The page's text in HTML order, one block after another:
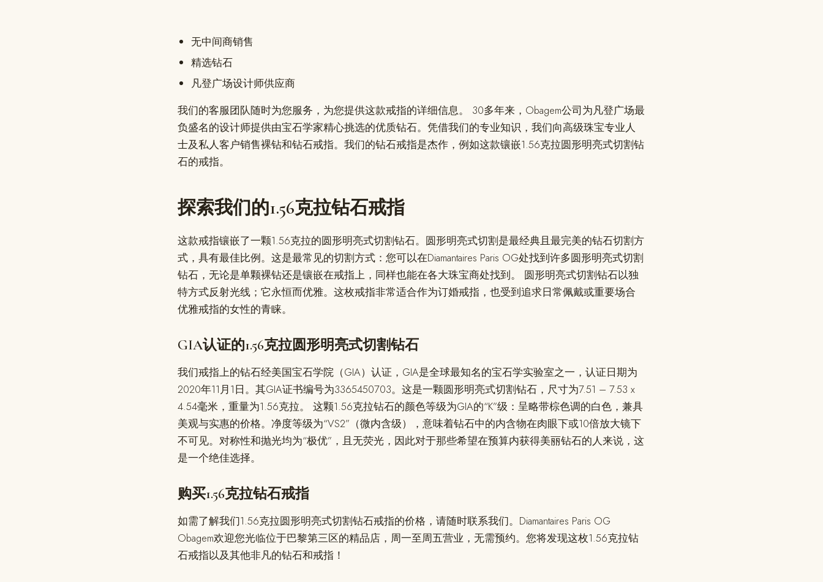
无中间商销售
精选钻石
凡登广场设计师供应商
我们的客服团队随时为您服务，为您提供这款戒指的详细信息。 30多年来，Obagem公司为凡登广场最
负盛名的设计师提供由宝石学家精心挑选的优质钻石。凭借我们的专业知识，我们向高级珠宝专业人
士及私人客户销售裸钻和钻石戒指。我们的钻石戒指是杰作，例如这款镶嵌1.56克拉圆形明亮式切割钻
石的戒指。
探索我们的1.56克拉钻石戒指
这款戒指镶嵌了一颗1.56克拉的圆形明亮式切割钻石。圆形明亮式切割是最经典且最完美的钻石切割方
式，具有最佳比例。这是最常见的切割方式：您可以在Diamantaires Paris OG处找到许多圆形明亮式切割
钻石，无论是单颗裸钻还是镶嵌在戒指上，同样也能在各大珠宝商处找到。 圆形明亮式切割钻石以独
特方式反射光线；它永恒而优雅。这枚戒指非常适合作为订婚戒指，也受到追求日常佩戴或重要场合
优雅戒指的女性的青睐。
GIA认证的1.56克拉圆形明亮式切割钻石
我们戒指上的钻石经美国宝石学院（GIA）认证，GIA是全球最知名的宝石学实验室之一，认证日期为
2020年11月1日。其GIA证书编号为3365450703。这是一颗圆形明亮式切割钻石，尺寸为7.51 – 7.53 x
4.54毫米，重量为1.56克拉。 这颗1.56克拉钻石的颜色等级为GIA的“K”级：呈略带棕色调的白色，兼具
美观与实惠的价格。净度等级为“VS2”（微内含级），意味着钻石中的内含物在肉眼下或10倍放大镜下
不可见。对称性和抛光均为“极优”，且无荧光，因此对于那些希望在预算内获得美丽钻石的人来说，这
是一个绝佳选择。
购买1.56克拉钻石戒指
如需了解我们1.56克拉圆形明亮式切割钻石戒指的价格，请随时联系我们。Diamantaires Paris OG
Obagem欢迎您光临位于巴黎第三区的精品店，周一至周五营业，无需预约。您将发现这枚1.56克拉钻
石戒指以及其他非凡的钻石和戒指！